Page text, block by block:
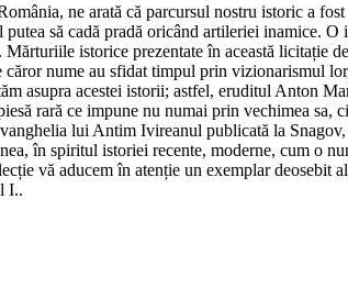
ne arată că parcursul nostru istoric a
să cadă pradă oricând artileriei inamice.
istorice prezentate în această licitație
nume au sfidat timpul prin vizionarismul
asupra acestei istorii; astfel, eruditul Anton
rară ce impune nu numai prin vechimea
lui Antim Ivireanul publicată la
în spiritul istoriei recente, moderne, cum o
vă aducem în atenție un exemplar
I..